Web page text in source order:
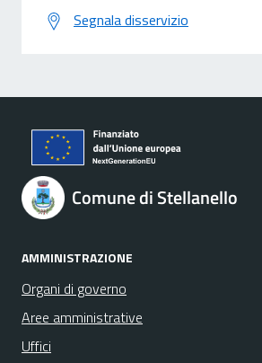
Segnala disservizio
Comune di Stellanello
AMMINISTRAZIONE
Organi di governo
Aree amministrative
Uffici